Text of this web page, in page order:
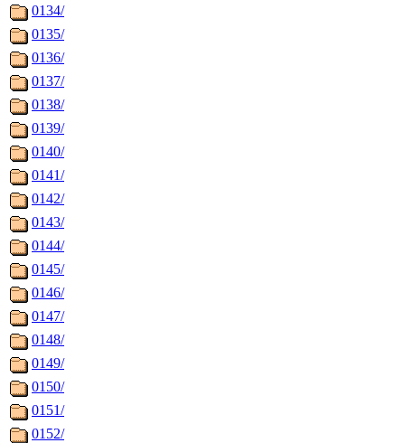
0134/
0135/
0136/
0137/
0138/
0139/
0140/
0141/
0142/
0143/
0144/
0145/
0146/
0147/
0148/
0149/
0150/
0151/
0152/